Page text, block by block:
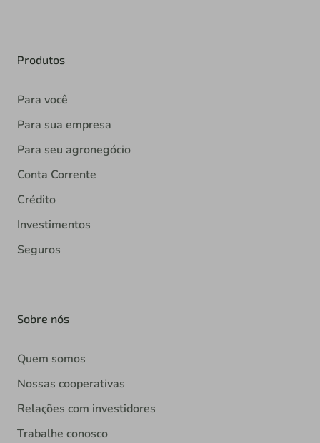
Produtos
Para você
Para sua empresa
Para seu agronegócio
Conta Corrente
Crédito
Investimentos
Seguros
Sobre nós
Quem somos
Nossas cooperativas
Relações com investidores
Trabalhe conosco